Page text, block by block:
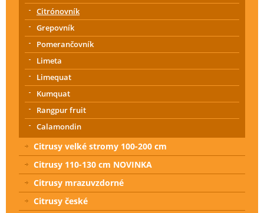
Citrónovník
Grepovník
Pomerančovník
Limeta
Limequat
Kumquat
Rangpur fruit
Calamondin
Citrusy velké stromy 100-200 cm
Citrusy 110-130 cm NOVINKA
Citrusy mrazuvzdorné
Citrusy české